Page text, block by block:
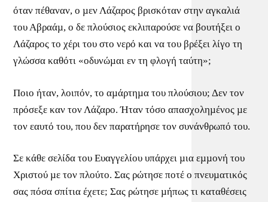
όταν πέθαναν, ο µεν Λάζαρος βρισκόταν στην αγκαλιά
του Αβραάµ, ο δε πλούσιος εκλιπαρούσε να βουτήξει ο
Λάζαρος το χέρι του στο νερό και να του βρέξει λίγο τη
γλώσσα καθότι «οδυνώµαι εν τη φλογή ταύτη»;
Ποιο ήταν, λοιπόν, το αµάρτηµα του πλούσιου; Δεν τον
πρόσεξε καν τον Λάζαρο. Ήταν τόσο απασχοληµένος µε
τον εαυτό του, που δεν παρατήρησε τον συνάνθρωπό του.
Σε κάθε σελίδα του Ευαγγελίου υπάρχει µια εµµονή του
Χριστού µε τον πλούτο. Σας ρώτησε ποτέ ο πνευµατικός
σας πόσα σπίτια έχετε; Σας ρώτησε µήπως τι καταθέσεις